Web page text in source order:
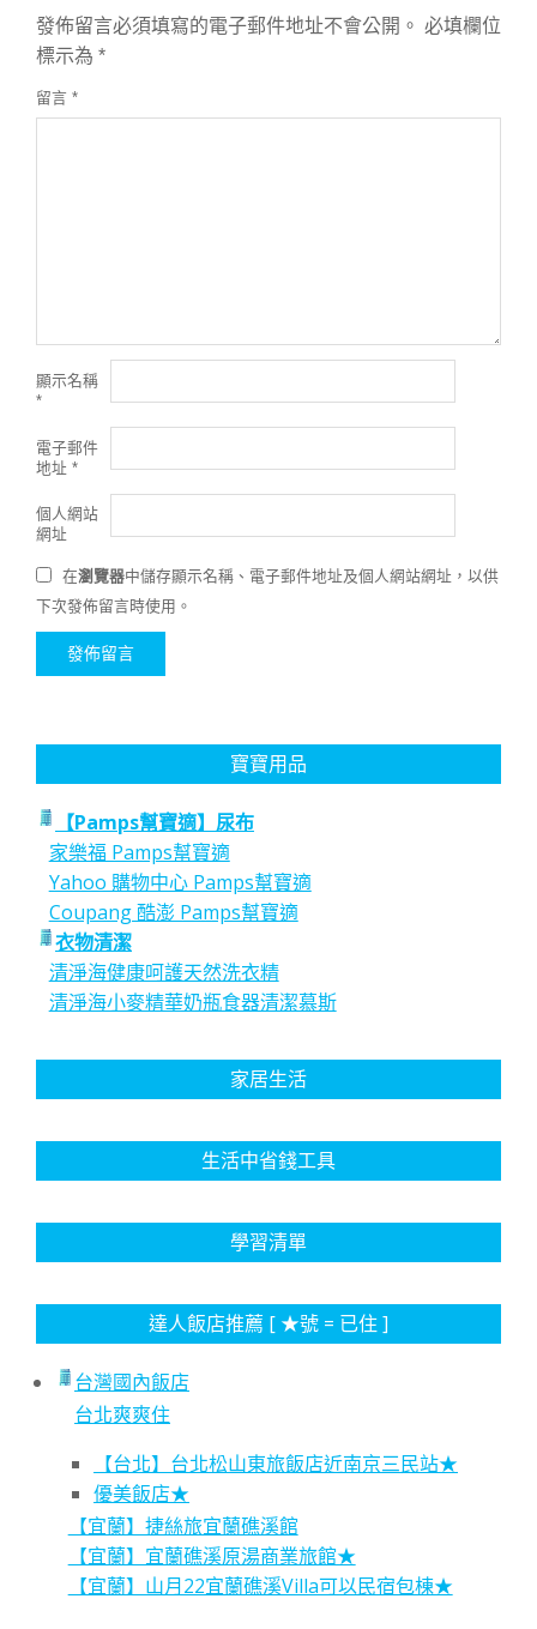
發佈留言必須填寫的電子郵件地址不會公開。 必填欄位
標示為 *
留言 *
顯示名稱
*
電子郵件
地址 *
個人網站
網址
在瀏覽器中儲存顯示名稱、電子郵件地址及個人網站網址，以供
下次發佈留言時使用。
寶寶用品
【Pamps幫寶適】尿布
家樂福 Pamps幫寶適
Yahoo 購物中心 Pamps幫寶適
Coupang 酷澎 Pamps幫寶適
衣物清潔
清淨海健康呵護天然洗衣精
清淨海小麥精華奶瓶食器清潔慕斯
家居生活
生活中省錢工具
學習清單
達人飯店推薦 [ ★號 = 已住 ]
台灣國內飯店
台北爽爽住
【台北】台北松山東旅飯店近南京三民站★
優美飯店★
【宜蘭】捷絲旅宜蘭礁溪館
【宜蘭】宜蘭礁溪原湯商業旅館★
【宜蘭】山月22宜蘭礁溪Villa可以民宿包棟★